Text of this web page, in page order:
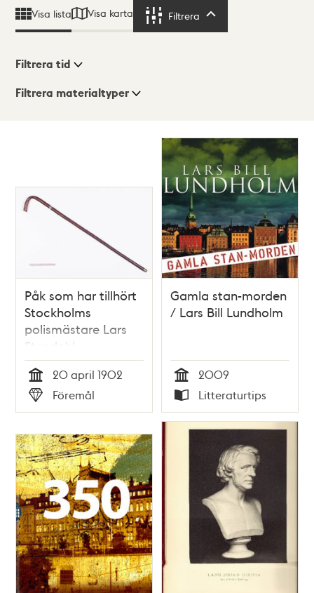
Visa lista Visa karta Filtrera
Visningsläge
Filtrera tid
Filtrera materialtyper
Påk som har tillhört
Stockholms
polismästare Lars
Stendahl
Tid
20 april 1902
Typ
Föremål
Gamla stan-morden
/ Lars Bill Lundholm
Tid
2009
Typ
Litteraturtips